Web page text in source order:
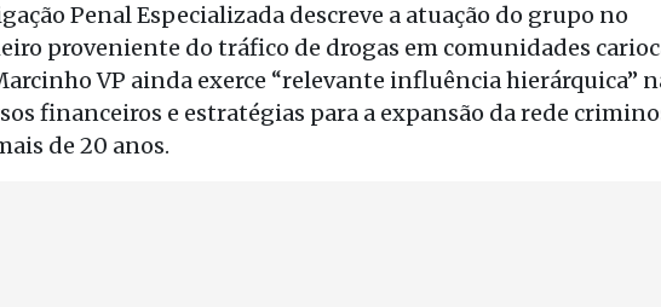
Penal Especializada descreve a atuação do grupo no
proveniente do tráfico de drogas em comunidades
VP ainda exerce “relevante influência hierárquica”
financeiros e estratégias para a expansão da rede
de 20 anos.